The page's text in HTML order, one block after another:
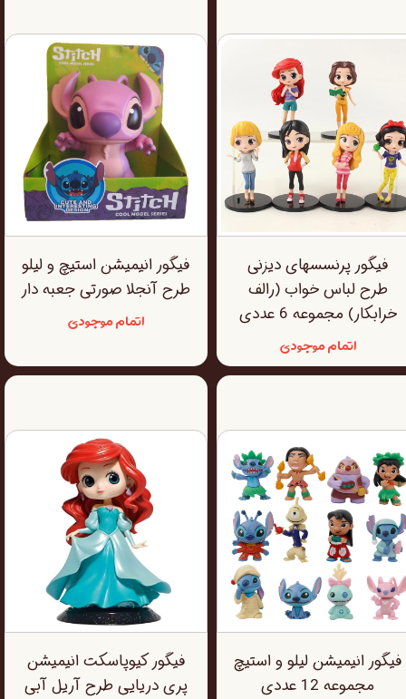
فیگور پرنسسهای دیزنی
طرح لباس خواب (رالف
خرابکار) مجموعه 6 عددی
اتمام موجودی
فیگور انیمیشن استیچ و لیلو
طرح آنجلا صورتی جعبه دار
اتمام موجودی
فیگور انیمیشن لیلو و استیچ
مجموعه 12 عددی
فیگور کیوپاسکت انیمیشن
پری دریایی طرح آریل آبی